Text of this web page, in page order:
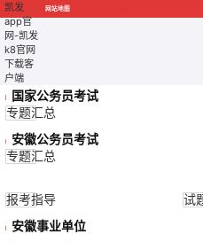
凯发
app官
网-凯发
k8官网
下载客
户端
网站地图
国家公务员考试
专题汇总
安徽公务员考试
专题汇总
报考指导 试
安徽事业单位